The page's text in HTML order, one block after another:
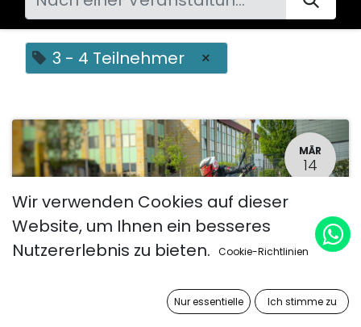
3 - 4 Teilnehmer ×
MÄR
14
Gruppen-Kurventraining (3-4 Teilnehmer)
Wir verwenden Cookies auf dieser
Website, um Ihnen ein besseres
Nutzererlebnis zu bieten.
Cookie-Richtlinien
Nur essentielle Ich stimme zu